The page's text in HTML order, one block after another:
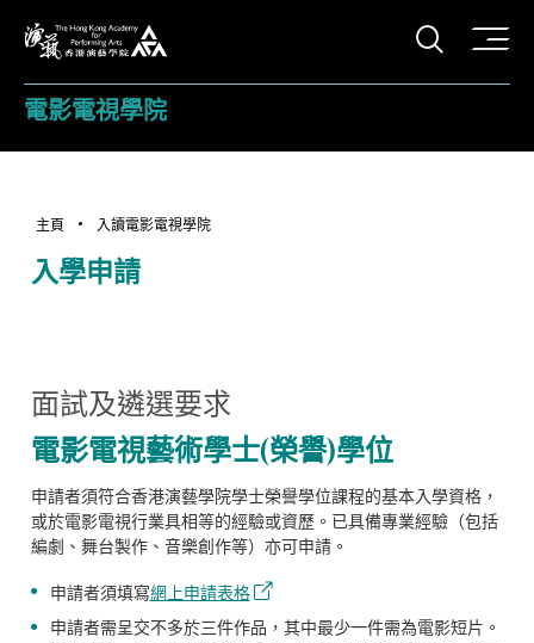
打開
電影電視學院
主頁 入讀電影電視學院
入學申請
面試及遴選要求
電影電視藝術學士(榮譽)學位
申請者須符合香港演藝學院學士榮譽學位課程的基本入學資格，
或於電影電視行業具相等的經驗或資歷。已具備專業經驗（包括
編劇、舞台製作、音樂創作等）亦可申請。
申請者須填寫網上申請表格
申請者需呈交不多於三件作品，其中最少一件需為電影短片。